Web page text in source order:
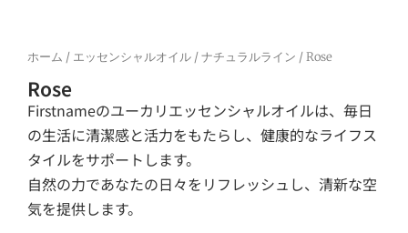
ホーム / エッセンシャルオイル /ナチュラルライン / Rose
Rose
Firstnameのユーカリエッセンシャルオイルは、毎日
の生活に清潔感と活力をもたらし、健康的なライフス
タイルをサポートします。
自然の力であなたの日々をリフレッシュし、清新な空
気を提供します。